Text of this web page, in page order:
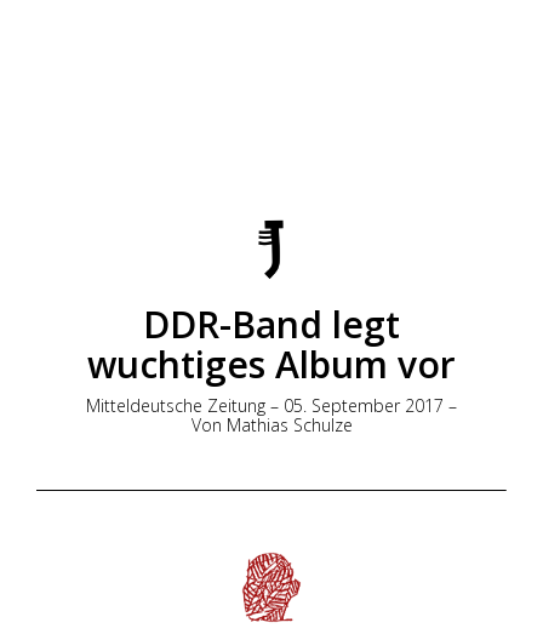
DDR-Band legt
wuchtiges Album vor
Mitteldeutsche Zeitung – 05. September 2017 –
Von Mathias Schulze